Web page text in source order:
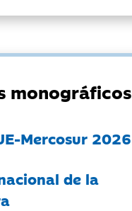
monográficos
Mercosur 2026
de la